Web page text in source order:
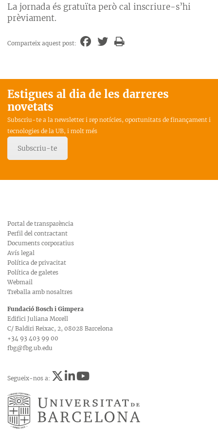
La jornada és gratuïta però cal inscriure-s’hi
prèviament.
Comparteix aquest post:
Estigues al dia de les darreres
novetats
Subscriu-te a la newsletter i rep notícies, oportunitats de finançament i
tecnologies de la UB, i molt més
Subscriu-te
Portal de transparència
Perfil del contractant
Documents corporatius
Avís legal
Política de privacitat
Política de galetes
Webmail
Treballa amb nosaltres
Fundació Bosch i Gimpera
Edifici Juliana Morell
C/ Baldiri Reixac, 2, 08028 Barcelona
+34 93 403 99 00
fbg@fbg.ub.edu
Segueix-nos a: